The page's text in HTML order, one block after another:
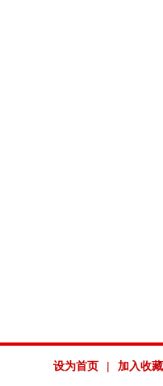
设为首页 | 加入收藏